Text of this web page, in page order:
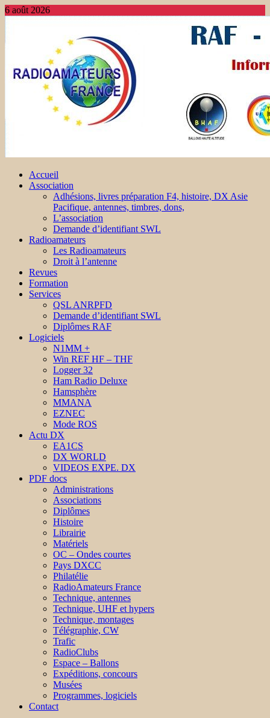
6 août 2026
Accueil
Association
Adhésions, livres préparation F4, histoire, DX Asie
Pacifique, antennes, timbres, dons,
L’association
Demande d’identifiant SWL
Radioamateurs
Les Radioamateurs
Droit à l’antenne
Revues
Formation
Services
QSL ANRPFD
Demande d’identifiant SWL
Diplômes RAF
Logiciels
N1MM +
Win REF HF – THF
Logger 32
Ham Radio Deluxe
Hamsphère
MMANA
EZNEC
Mode ROS
Actu DX
EA1CS
DX WORLD
VIDEOS EXPE. DX
PDF docs
Administrations
Associations
Diplômes
Histoire
Librairie
Matériels
OC – Ondes courtes
Pays DXCC
Philatélie
RadioAmateurs France
Technique, antennes
Technique, UHF et hypers
Technique, montages
Télégraphie, CW
Trafic
RadioClubs
Espace – Ballons
Expéditions, concours
Musées
Programmes, logiciels
Contact